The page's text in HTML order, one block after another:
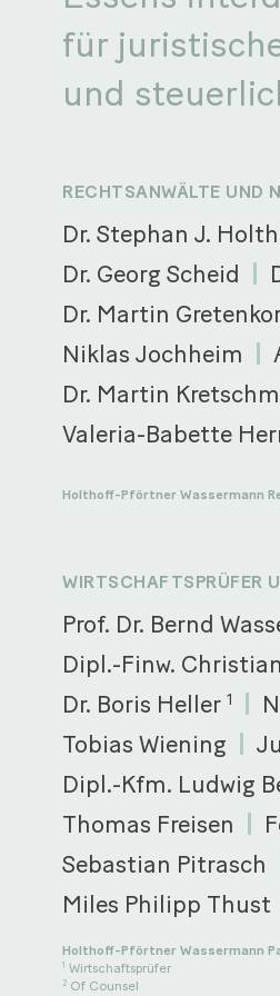
für
und
RECHTSANWÄLTE UND
Dr. Stephan J.
Dr. Georg Scheid
Dr. Martin
Niklas Jochheim
Dr. Martin
Valeria-Babette
Holthoff-Pförtner Wassermann
WIRTSCHAFTSPRÜFER
Prof. Dr. Bernd
Dipl.-Finw.
Dr. Boris Heller 1
Tobias Wiening
Dipl.-Kfm. Ludwig
Thomas Freisen
Sebastian Pitrasch
Miles Philipp Thust
Holthoff-Pförtner Wassermann
1 Wirtschaftsprüfer
2 Of Counsel